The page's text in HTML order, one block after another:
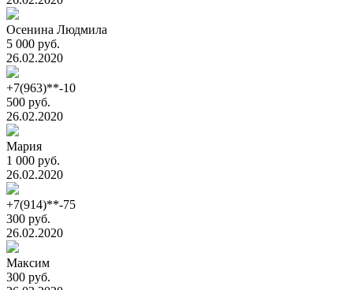
Осенина Людмила
5 000 руб.
26.02.2020
+7(963)**-10
500 руб.
26.02.2020
Мария
1 000 руб.
26.02.2020
+7(914)**-75
300 руб.
26.02.2020
Максим
300 руб.